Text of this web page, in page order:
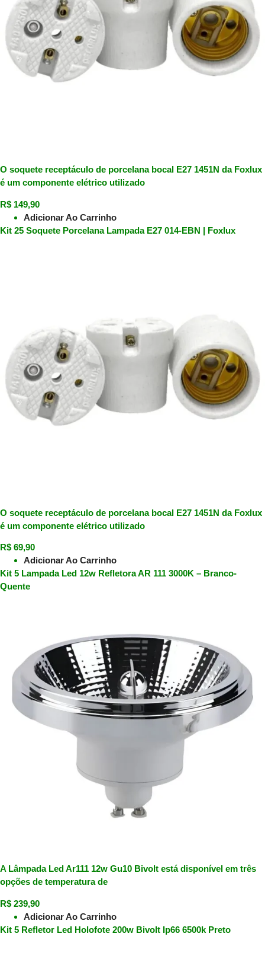
O soquete receptáculo de porcelana bocal E27 1451N da Foxlux
é um componente elétrico utilizado
R$ 149,90
Adicionar Ao Carrinho
Kit 25 Soquete Porcelana Lampada E27 014-EBN | Foxlux
O soquete receptáculo de porcelana bocal E27 1451N da Foxlux
é um componente elétrico utilizado
R$ 69,90
Adicionar Ao Carrinho
Kit 5 Lampada Led 12w Refletora AR 111 3000K – Branco-
Quente
A Lâmpada Led Ar111 12w Gu10 Bivolt está disponível em três
opções de temperatura de
R$ 239,90
Adicionar Ao Carrinho
Kit 5 Refletor Led Holofote 200w Bivolt Ip66 6500k Preto